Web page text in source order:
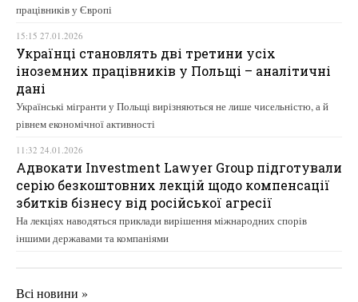
працівників у Європі
15:15 27.01.2026
Українці становлять дві третини усіх
іноземних працівників у Польщі – аналітичні
дані
Українські мігранти у Польщі вирізняються не лише чисельністю, а й
рівнем економічної активності
11:32 24.01.2026
Адвокати Investment Lawyer Group підготували
серію безкоштовних лекцій щодо компенсації
збитків бізнесу від російської агресії
На лекціях наводяться приклади вирішення міжнародних спорів
іншими державами та компаніями
Всі новини »